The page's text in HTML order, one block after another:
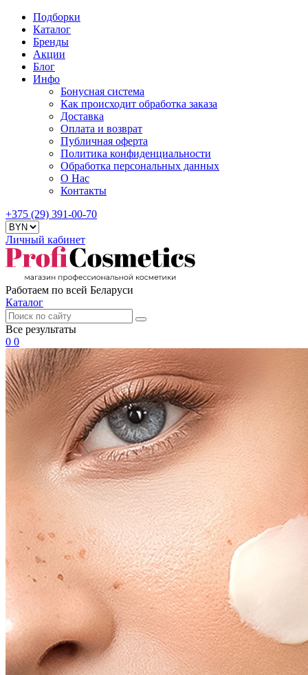
Подборки
Каталог
Бренды
Акции
Блог
Инфо
Бонусная система
Как происходит обработка заказа
Доставка
Оплата и возврат
Публичная оферта
Политика конфиденциальности
Обработка персональных данных
О Нас
Контакты
+375 (29) 391-00-70
Личный кабинет
Работаем по всей Беларуси
Каталог
Все результаты
0 0